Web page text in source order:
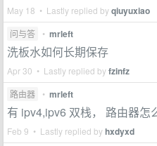
May 18 • Lastly replied byqiuyuxiao
问与答 • mrleft
洗板水如何长期保存
Apr 30 • Lastly replied byfzinfz
路由器 • mrleft
有 ipv4,ipv6 双栈， 路由器怎
Feb 9 • Lastly replied byhxdyxd